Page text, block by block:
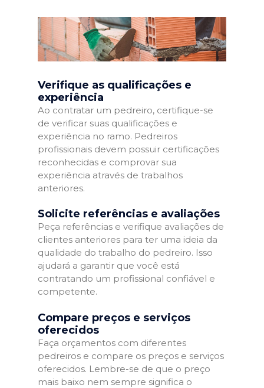
Verifique as qualificações e
experiência
Ao contratar um pedreiro, certifique-se
de verificar suas qualificações e
experiência no ramo. Pedreiros
profissionais devem possuir certificações
reconhecidas e comprovar sua
experiência através de trabalhos
anteriores.
Solicite referências e avaliações
Peça referências e verifique avaliações de
clientes anteriores para ter uma ideia da
qualidade do trabalho do pedreiro. Isso
ajudará a garantir que você está
contratando um profissional confiável e
competente.
Compare preços e serviços
oferecidos
Faça orçamentos com diferentes
pedreiros e compare os preços e serviços
oferecidos. Lembre-se de que o preço
mais baixo nem sempre significa o